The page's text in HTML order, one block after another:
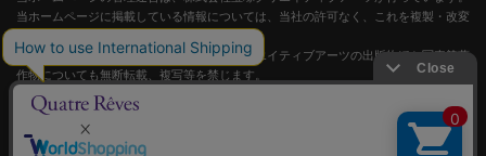
当ホームページに掲載している情報については、当社の許可なく、これを複製・改変
することを固く禁止します。
また、阪急電鉄並びに宝塚歌劇団、宝塚クリエイティブアーツの出版物ほか写真等著
作物についても無断転載、複写等を禁じます。
宝塚歌劇公式ホームページ
JASRAC許諾番号：S0507081515